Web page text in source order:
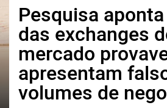
中文
русский
한국어
العربية
ไทย
Pesquisa
das exchanges
mercado
apresentam
volumes de